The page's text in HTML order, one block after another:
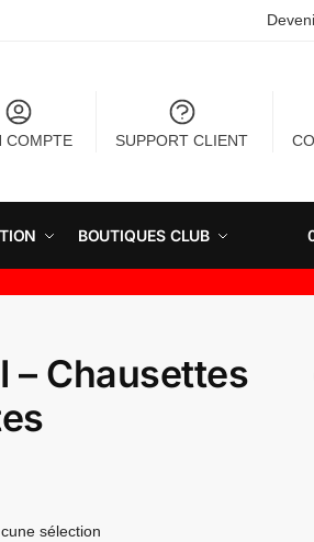
COMPTE SUPPORT CLIENT
BOUTIQUES CLUB
– Chausettes
sélection